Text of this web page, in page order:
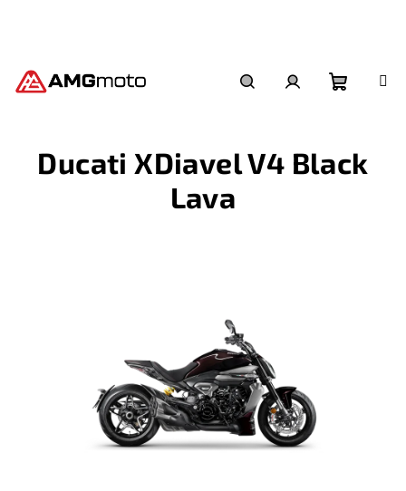
košík
Ducati XDiavel V4 Black
Lava